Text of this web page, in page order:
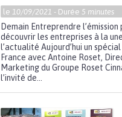
le 10/09/2021 - Durée 5 minutes
Demain Entreprendre l’émission
découvrir les entreprises à la
l’actualité Aujourd’hui un
France avec Antoine Roset,
Marketing du Groupe Roset
l’invité de...